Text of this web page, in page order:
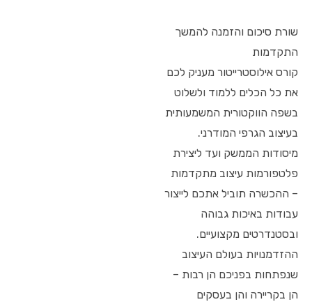
שורת סיכום והזמנה להמשך
התקדמות
קורס אילוסטרייטור מעניק לכם
את כל הכלים ללמוד ולשלוט
בשפה הווקטורית המשמעותית
בעיצוב הגרפי המודרני.
מיסודות הממשק ועד ליצירת
פלטפורמות עיצוב מתקדמות
– ההכשרה תוביל אתכם לייצור
עבודות באיכות גבוהה
ובסטנדרטים מקצועיים.
ההזדמנויות בעולם העיצוב
שנפתחות בפניכם הן רבות –
הן בקריירה והן בעסקים